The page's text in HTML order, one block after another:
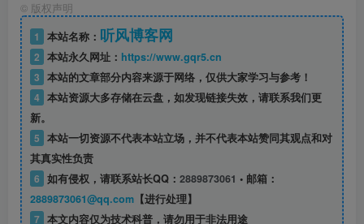
© 版权声明
1
本站名称： 听风博客网
2 本站永久网址： https://www.gqr5.cn
3 本站的文章部分内容来源于网络，仅供大家学习与参考！
4 本站资源大多存储在云盘，如发现链接失效，请联系我们更
新。
5 本站一切资源不代表本站立场，并不代表本站赞同其观点和对
其真实性负责
6 如有侵权，请联系站长QQ： 2889873061 • 邮箱：
2889873061@qq.com【进行处理】
7 本文内容仅为技术科普，请勿用于非法用途